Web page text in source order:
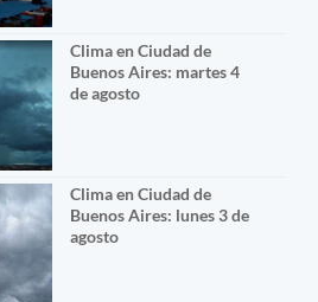
Clima en Ciudad de
Buenos Aires: martes 4
de agosto
Clima en Ciudad de
Buenos Aires: lunes 3 de
agosto